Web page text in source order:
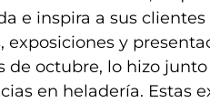
e inspira a sus
y
octubre, lo hizo junto
en heladería. Estas